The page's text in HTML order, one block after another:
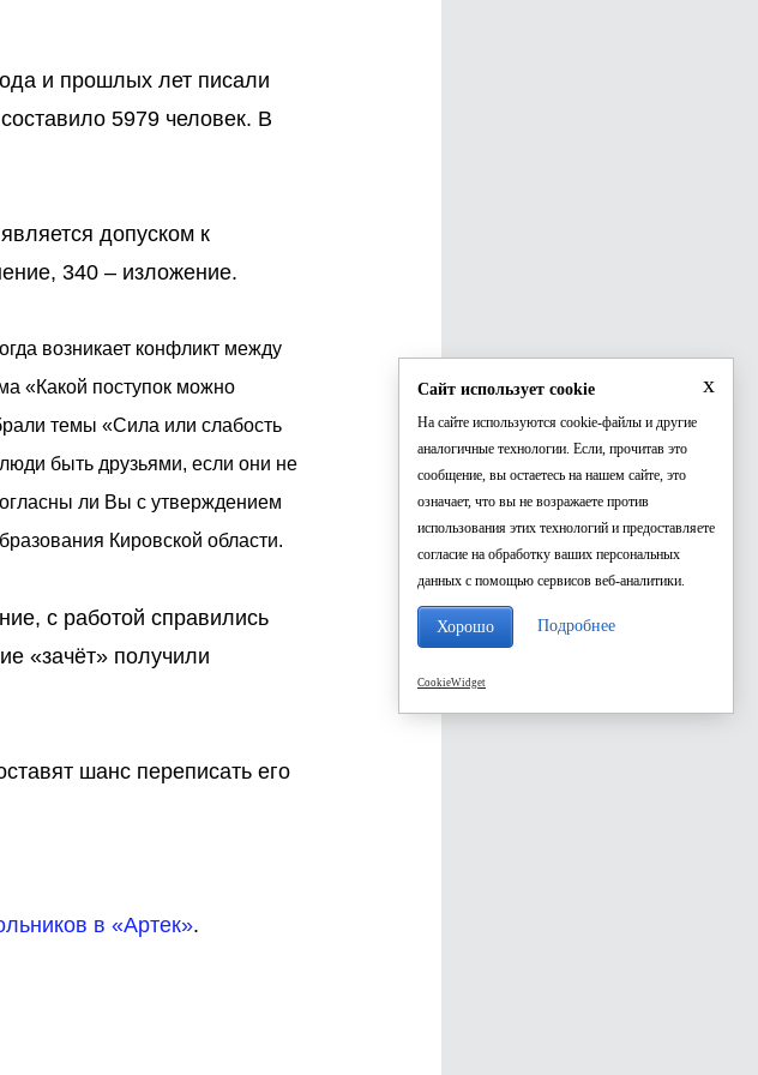
и прошлых лет писали
5979 человек. В
допуском к
340 – изложение.
возникает конфликт между
«Какой поступок можно
темы «Сила или слабость
быть друзьями, если они не
ли Вы с утверждением
Кировской области.
с работой справились
«зачёт» получили
шанс переписать его
в «Артек».
x
Сайт использует cookie
На сайте используются cookie-файлы и другие
аналогичные технологии. Если, прочитав это
сообщение, вы остаетесь на нашем сайте, это
означает, что вы не возражаете против
использования этих технологий и предоставляете
согласие на обработку ваших персональных
данных с помощью сервисов веб-аналитики.
Хорошо Подробнее
CookieWidget